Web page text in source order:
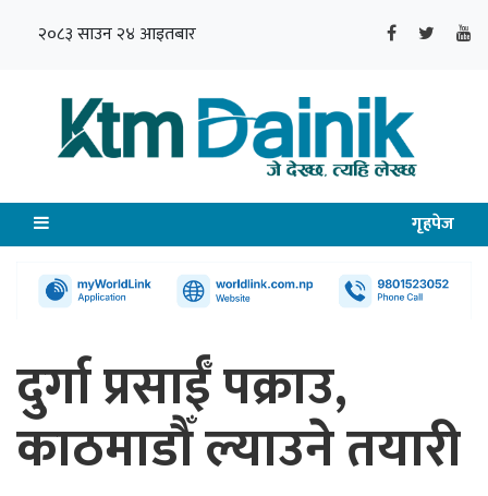
२०८३ साउन २४ आइतबार
गृहपेज
दुर्गा प्रसाईँ पक्राउ,
काठमाडौँ ल्याउने तयारी